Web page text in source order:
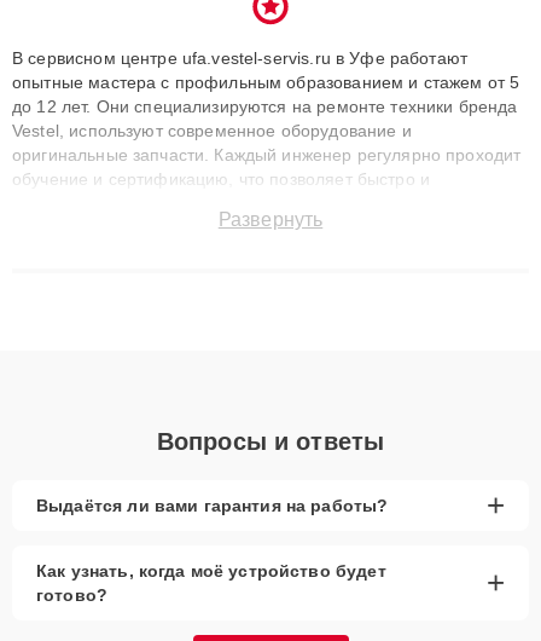
В сервисном центре ufa.vestel-servis.ru в Уфе работают
опытные мастера с профильным образованием и стажем от 5
до 12 лет. Они специализируются на ремонте техники бренда
Vestel, используют современное оборудование и
оригинальные запчасти. Каждый инженер регулярно проходит
обучение и сертификацию, что позволяет быстро и
сохранением гарантии до 3 лет. Наши мастера решают
Развернуть
Вопросы и ответы
Выдаётся ли вами гарантия на работы? +
Как узнать, когда моё устройство будет
готово?
+